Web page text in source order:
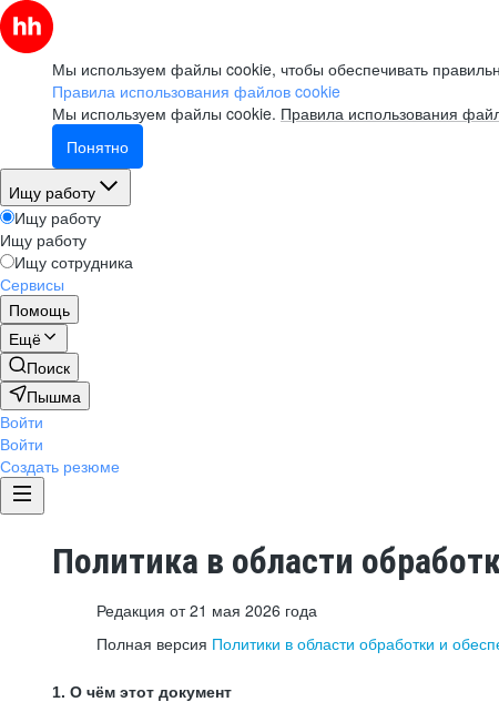
Мы используем файлы cookie, чтобы обеспечивать
Правила использования файлов cookie
Мы используем файлы cookie. Правила использования
Понятно
Ищу работу
Ищу работу
Ищу работу
Ищу сотрудника
Сервисы
Помощь
Ещё
Поиск
Пышма
Войти
Войти
Создать резюме
Политика в области
Редакция от 21 мая 2026 года
Полная версия Политики в области обработки и
1. О чём этот документ